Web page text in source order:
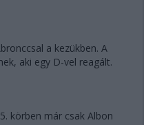
a kezükben. A
aki egy D-vel reagált.
körben már csak Albon